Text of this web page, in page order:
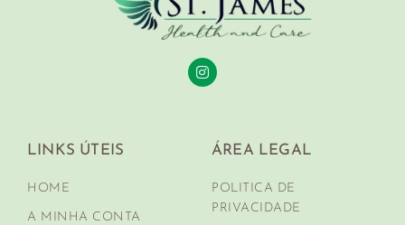
LINKS ÚTEIS
HOME
A MINHA CONTA
ÁREA LEGAL
POLITICA DE
PRIVACIDADE